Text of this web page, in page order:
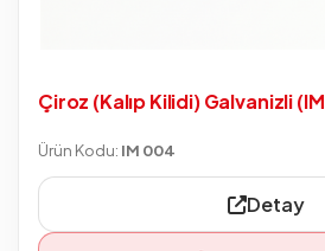
Çiroz (Kalıp Kilidi) Galvanizli
Ürün Kodu: IM 004
Detay